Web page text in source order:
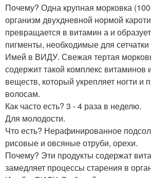
Почему? Одна крупная морковка (100
организм двухдневной нормой
превращается в витамин а и
пигменты, необходимые для сетчатки
Имей в ВИДУ. Свежая тертая
содержит такой комплекс витаминов
веществ, который укрепляет ногти и
волосам.
Как часто есть? 3 - 4 раза в неделю.
Для молодости.
Что есть? Нерафинированное
рисовые и овсяные отруби, орехи.
Почему? Эти продукты содержат
замедляет процессы старения в